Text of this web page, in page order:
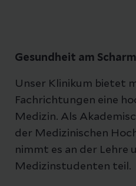
Gesundheit am
Unser Klinikum bietet
Fachrichtungen eine
Medizin. Als
der Medizinischen
nimmt es an der Lehre
Medizinstudenten teil.